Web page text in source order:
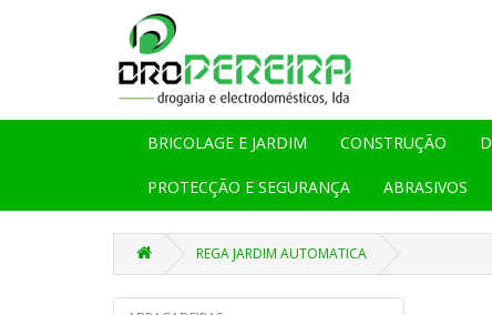
BRICOLAGE E JARDIM CONSTRUÇÃO
PROTECÇÃO E SEGURANÇA ABRASIVOS
REGA JARDIM AUTOMATICA